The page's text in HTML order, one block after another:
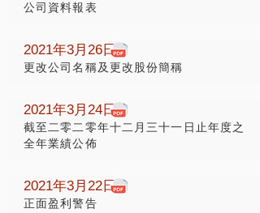
公司資料報表
2021年3月26日
更改公司名稱及更改股份簡稱
2021年3月24日
截至二零二零年十二月三十一日止年度之
全年業績公佈
2021年3月22日
正面盈利警告